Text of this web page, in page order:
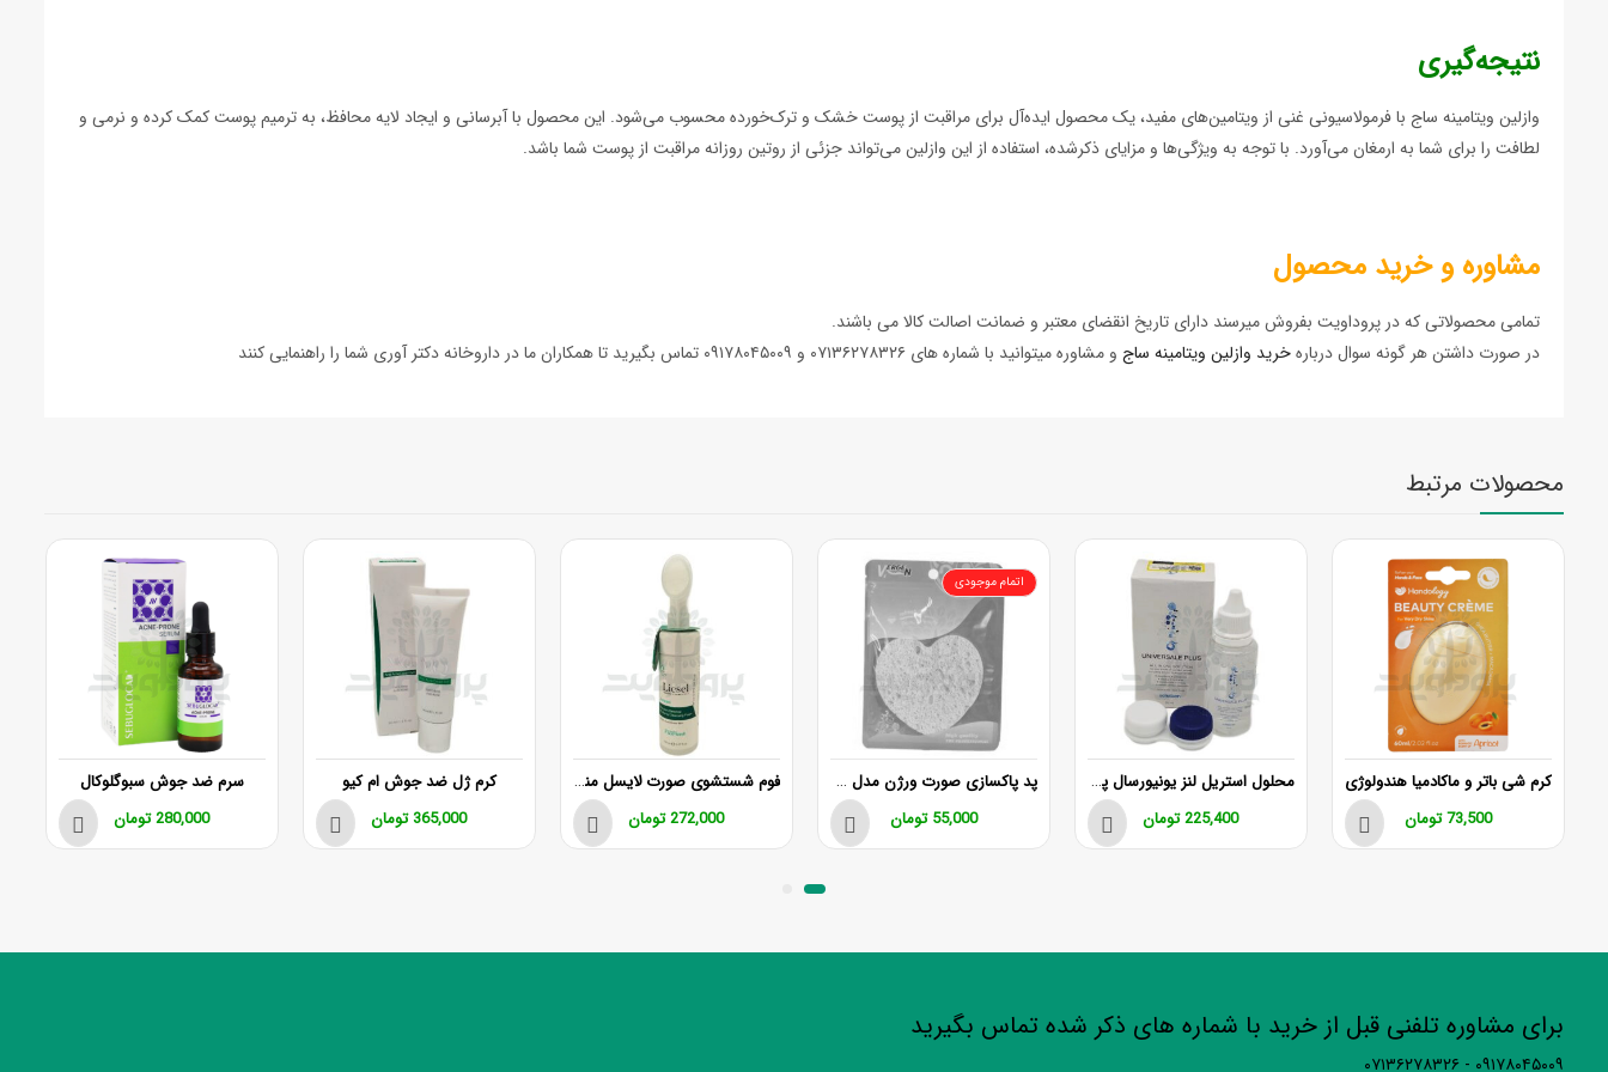
نتیجه‌گیری
وازلین ویتامینه ساج با فرمولاسیونی غنی از ویتامین‌های مفید، یک محصول ایده‌آل برای مراقبت از پوست خشک و ترک‌خورده محسوب می‌شود. این محصول با آبرسانی و ایجاد لایه محافظ، به ترمیم پوست کمک کرده و نرمی و
لطافت را برای شما به ارمغان می‌آورد. با توجه به ویژگی‌ها و مزایای ذکرشده، استفاده از این وازلین می‌تواند جزئی از روتین روزانه مراقبت از پوست شما باشد.
مشاوره و خرید محصول
تمامی محصولاتی که در پروداویت بفروش میرسند دارای تاریخ انقضای معتبر و ضمانت اصالت کالا می باشند.
در صورت داشتن هر گونه سوال دربارهخرید وازلین ویتامینه ساجو مشاوره میتوانید با شماره های ۰۷۱۳۶۲۷۸۳۲۶ و ۰۹۱۷۸۰۴۵۰۰۹ تماس بگیرید تا همکاران ما در داروخانه دکتر آوری شما را راهنمایی کنند
محصولات مرتبط
کرم شی باتر و ماکادمیا هندولوژی
73,500تومان
محلول استریل لنز یونیورسال‌ پلاس 50 میلی لیتر
225,400تومان
اتمام موجودی
پد پاکسازی صورت ورژن مدل N103
55,000 تومان
فوم شستشوی صورت لایسل مناسب پوست چرب 150 میلی لیتر
272,000تومان
کرم ژل ضد جوش ام کیو
365,000 تومان
سرم ضد جوش سبوگلوکال
280,000تومان
برای مشاوره تلفنی قبل از خرید با شماره های ذکر شده تماس بگیرید
۰۹۱۷۸۰۴۵۰۰۹ - ۰۷۱۳۶۲۷۸۳۲۶